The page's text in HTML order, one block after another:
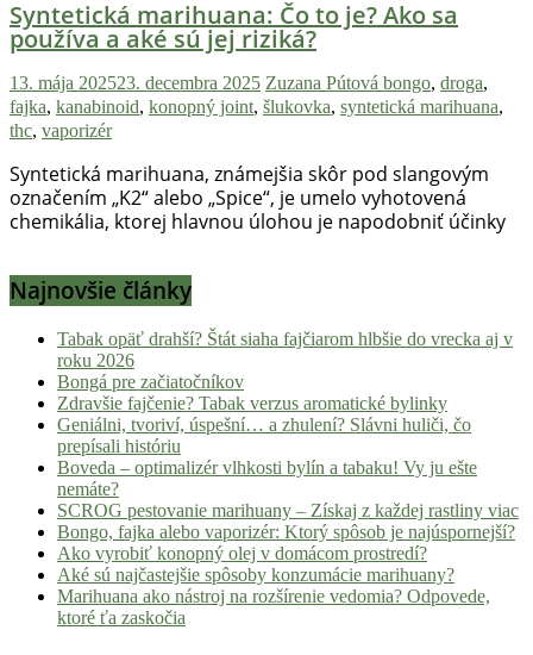
Syntetická marihuana: Čo to je? Ako sa
používa a aké sú jej riziká?
13. mája 202523. decembra 2025 Zuzana Pútová bongo, droga,
fajka, kanabinoid, konopný joint, šlukovka, syntetická marihuana,
thc, vaporizér
Syntetická marihuana, známejšia skôr pod slangovým
označením „K2“ alebo „Spice“, je umelo vyhotovená
chemikália, ktorej hlavnou úlohou je napodobniť účinky
Najnovšie články
Tabak opäť drahší? Štát siaha fajčiarom hlbšie do vrecka aj v
roku 2026
Bongá pre začiatočníkov
Zdravšie fajčenie? Tabak verzus aromatické bylinky
Geniálni, tvoriví, úspešní… a zhulení? Slávni huliči, čo
prepísali históriu
Boveda – optimalizér vlhkosti bylín a tabaku! Vy ju ešte
nemáte?
SCROG pestovanie marihuany – Získaj z každej rastliny viac
Bongo, fajka alebo vaporizér: Ktorý spôsob je najúspornejší?
Ako vyrobiť konopný olej v domácom prostredí?
Aké sú najčastejšie spôsoby konzumácie marihuany?
Marihuana ako nástroj na rozšírenie vedomia? Odpovede,
ktoré ťa zaskočia